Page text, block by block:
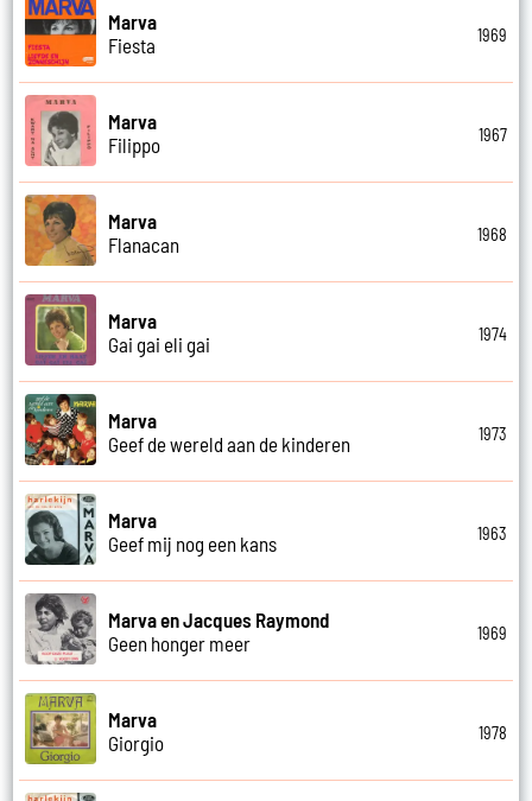
Marva
Fiesta
1969
Marva
Filippo
1967
Marva
Flanacan
1968
Marva
Gai gai eli gai
1974
Marva
Geef de wereld aan de kinderen
1973
Marva
Geef mij nog een kans
1963
Marva en Jacques Raymond
Geen honger meer
1969
Marva
Giorgio
1978